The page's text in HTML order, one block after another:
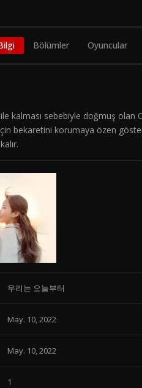
Bölümler Oyuncular
kalması sebebiyle doğmuş olan
bekaretini korumaya özen
우리는 오늘부터
May. 10, 2022
May. 10, 2022
1